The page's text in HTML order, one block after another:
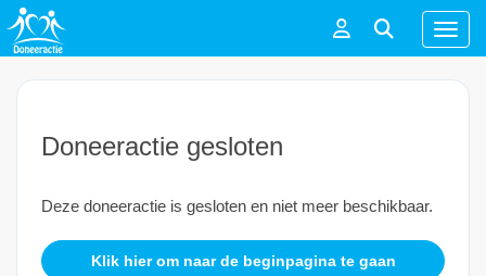
Menu
Doneeractie gesloten
Deze doneeractie is gesloten en niet meer beschikbaar.
Klik hier om naar de beginpagina te gaan